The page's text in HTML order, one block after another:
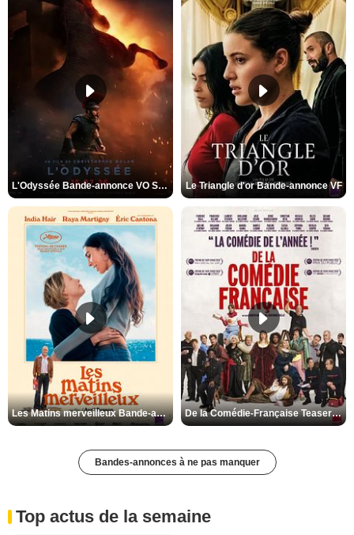
L'Odyssée Bande-annonce VO STFR Le Triangle d'or Bande-annonce VF
Les Matins merveilleux Bande-annonce VF De la Comédie-Française Teaser VF
Bandes-annonces à ne pas manquer
Top actus de la semaine